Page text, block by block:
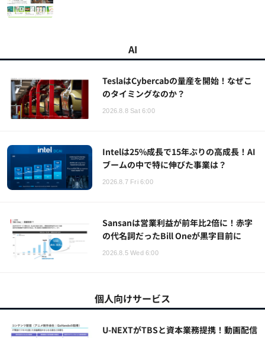
AI
TeslaはCybercabの量産を開始！なぜこ
のタイミングなのか？
2026.8.8 Sat 6:00
Intelは25%成長で15年ぶりの高成長！AI
ブームの中で特に伸びた事業は？
2026.8.7 Fri 6:00
Sansanは営業利益が前年比2倍に！赤字
の代名詞だったBill Oneが黒字目前に
2026.8.5 Wed 6:00
個人向けサービス
U-NEXTがTBSと資本業務提携！動画配信